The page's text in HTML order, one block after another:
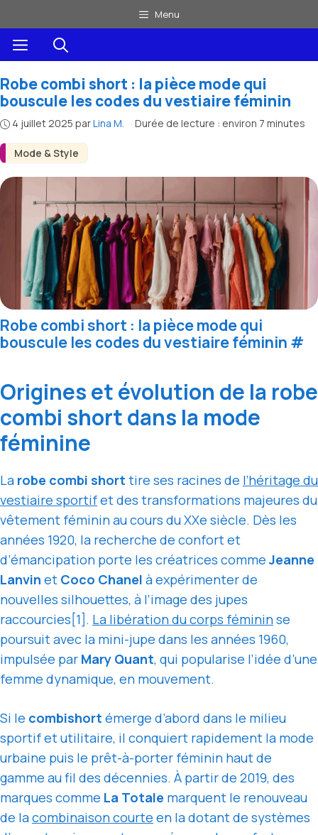
au
contenu
Menu
Menu
Mode & Style
Robe combi short : la pièce mode qui
bouscule les codes du vestiaire féminin
4 juillet 2025 parLina M. · Durée de lecture : environ 7 minutes
Robe combi short : la pièce mode qui
bouscule les codes du vestiaire féminin #
Origines et évolution de la robe
combi short dans la mode
féminine
La robe combi short tire ses racines de l’héritage du
vestiaire sportifet des transformations majeures du
vêtement féminin au cours du XXe siècle. Dès les
années 1920, la recherche de confort et
d’émancipation porte les créatrices commeJeanne
Lanvin et Coco Chanel à expérimenter de
nouvelles silhouettes, à l’image des jupes
raccourcies[1]. La libération du corps fémininse
poursuit avec la mini-jupe dans les années 1960,
impulsée par Mary Quant, qui popularise l’idée d’une
femme dynamique, en mouvement.
Si le combishort émerge d’abord dans le milieu
sportif et utilitaire, il conquiert rapidement la mode
urbaine puis le prêt-à-porter féminin haut de
gamme au fil des décennies. À partir de 2019, des
marques comme La Totale marquent le renouveau
de lacombinaison courte en la dotant de systèmes